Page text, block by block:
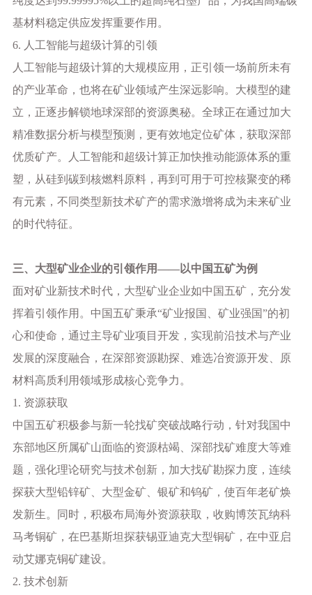
基材料稳定供应发挥重要作用。
6. 人工智能与超级计算的引领
人工智能与超级计算的大规模应用，正引领一场前所未有
的产业革命，也将在矿业领域产生深远影响。大模型的建
立，正逐步解锁地球深部的资源奥秘。全球正在通过加大
精准数据分析与模型预测，更有效地定位矿体，获取深部
优质矿产。人工智能和超级计算正加快推动能源体系的重
塑，从硅到碳到核燃料原料，再到可用于可控核聚变的稀
有元素，不同类型新技术矿产的需求激增将成为未来矿业
的时代特征。
三、大型矿业企业的引领作用——以中国五矿为例
面对矿业新技术时代，大型矿业企业如中国五矿，充分发
挥着引领作用。中国五矿秉承“矿业报国、矿业强国”的初
心和使命，通过主导矿业项目开发，实现前沿技术与产业
发展的深度融合，在深部资源勘探、难选冶资源开发、原
材料高质利用领域形成核心竞争力。
1. 资源获取
中国五矿积极参与新一轮找矿突破战略行动，针对我国中
东部地区所属矿山面临的资源枯竭、深部找矿难度大等难
题，强化理论研究与技术创新，加大找矿勘探力度，连续
探获大型铅锌矿、大型金矿、银矿和钨矿，使百年老矿焕
发新生。同时，积极布局海外资源获取，收购博茨瓦纳科
马考铜矿，在巴基斯坦探获锡亚迪克大型铜矿，在中亚启
动艾娜克铜矿建设。
2. 技术创新